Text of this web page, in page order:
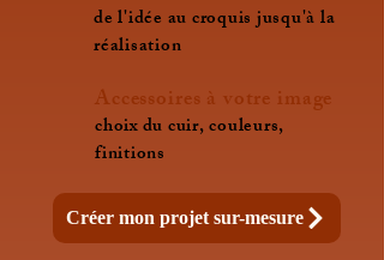
Créer mon projet sur-mesure
Accessoires à votre image
choix du cuir, couleurs,
finitions
de l'idée au croquis jusqu'à la
réalisation